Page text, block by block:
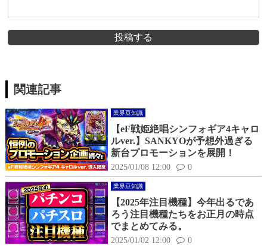
投稿する
関連記事
業界豆知識
【eF戦姫絶唱シンフォギア4キャロ
ルver.】SANKYOが予想外過ぎる
新台プロモーションを展開！
2025/01/08 12:00 0
業界豆知識
【2025年注目機種】今年出るであ
ろう注目機種たちをお正月の時点
でまとめてみる。
2025/01/02 12:00 0